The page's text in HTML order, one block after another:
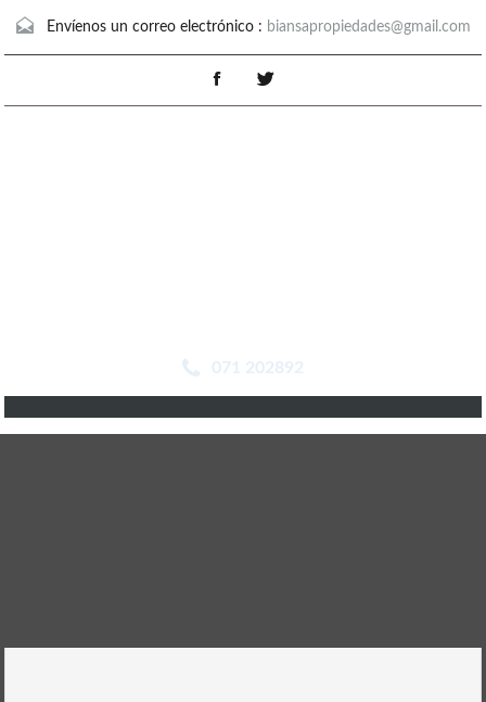
Envíenos un correo electrónico : biansapropiedades@gmail.com
071 202892